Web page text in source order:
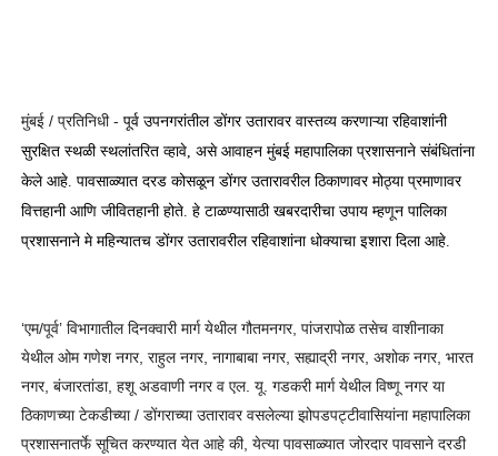
मुंबई / प्रतिनिधी - पूर्व उपनगरांतील डोंगर उतारावर वास्तव्य करणाऱ्या रहिवाशांनी
सुरक्षित स्थळी स्थलांतरित व्हावे, असे आवाहन मुंबई महापालिका प्रशासनाने संबंधितांना
केले आहे. पावसाळ्यात दरड कोसळून डोंगर उतारावरील ठिकाणावर मोठ्या प्रमाणावर
वित्तहानी आणि जीवितहानी होते. हे टाळण्यासाठी खबरदारीचा उपाय म्हणून पालिका
प्रशासनाने मे महिन्यातच डोंगर उतारावरील रहिवाशांना धोक्याचा इशारा दिला आहे.
‘एम/पूर्व’ विभागातील दिनक्वारी मार्ग येथील गौतमनगर, पांजरापोळ तसेच वाशीनाका
येथील ओम गणेश नगर, राहुल नगर, नागाबाबा नगर, सह्याद्री नगर, अशोक नगर, भारत
नगर, बंजारतांडा, हशू अडवाणी नगर व एल. यू. गडकरी मार्ग येथील विष्णू नगर या
ठिकाणच्या टेकडीच्या / डोंगराच्या उतारावर वसलेल्या झोपडपट्टीवासियांना महापालिका
प्रशासनातर्फे सूचित करण्यात येत आहे की, येत्या पावसाळ्यात जोरदार पावसाने दरडी